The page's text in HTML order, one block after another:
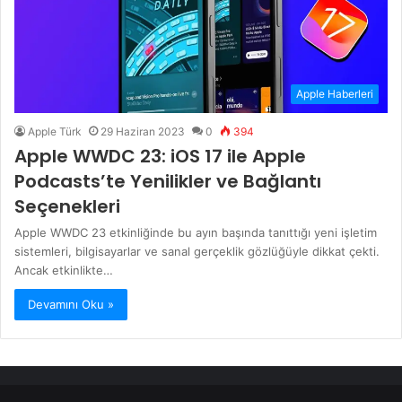
Apple Haberleri
Apple Türk 29 Haziran 2023 0 394
Apple WWDC 23: iOS 17 ile Apple
Podcasts’te Yenilikler ve Bağlantı
Seçenekleri
Apple WWDC 23 etkinliğinde bu ayın başında tanıttığı yeni işletim
sistemleri, bilgisayarlar ve sanal gerçeklik gözlüğüyle dikkat çekti.
Ancak etkinlikte…
Devamını Oku »